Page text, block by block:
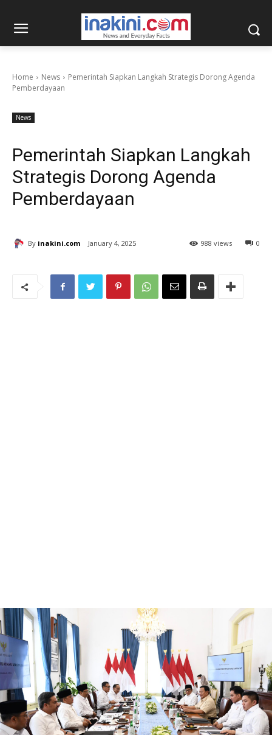
Home News
Pemerintah Siapkan Langkah Strategis Dorong Agenda
Pemberdayaan
News
Pemerintah Siapkan Langkah
Strategis Dorong Agenda
Pemberdayaan
By inakini.com January 4, 2025 0
988 views